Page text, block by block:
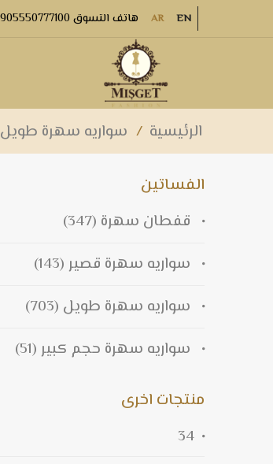
AR EN هاتف التسوق 00905550777100
الرئيسية / سواريه سهرة طويل
الفساتين
قفطان سهرة (347)
سواريه سهرة قصير (143)
سواريه سهرة طويل (703)
سواريه سهرة حجم كبير (51)
منتجات اخرى
34